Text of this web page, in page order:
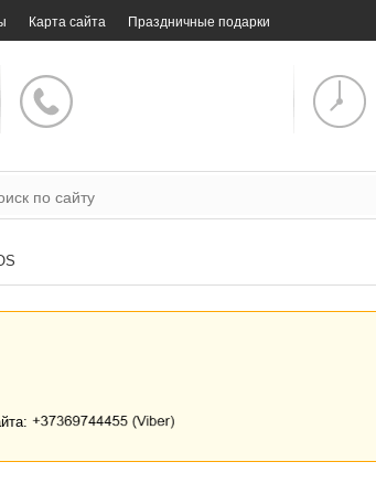
Карта сайта Праздничные подарки